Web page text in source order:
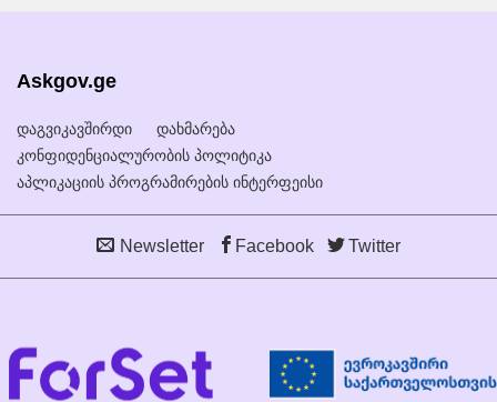
Askgov.ge
დაგვიკავშირდი
დახმარება
კონფიდენციალურობის პოლიტიკა
აპლიკაციის პროგრამირების ინტერფეისი
Newsletter Facebook Twitter